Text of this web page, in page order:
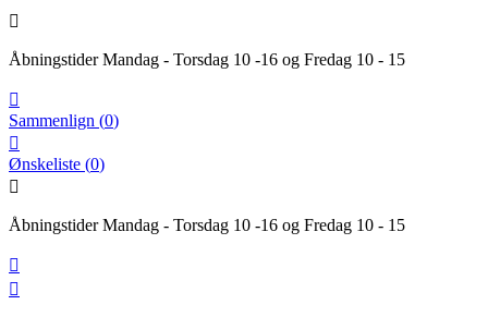

Åbningstider Mandag - Torsdag 10 -16 og Fredag 10 - 15

Sammenlign (0)

Ønskeliste (0)

Åbningstider Mandag - Torsdag 10 -16 og Fredag 10 - 15

